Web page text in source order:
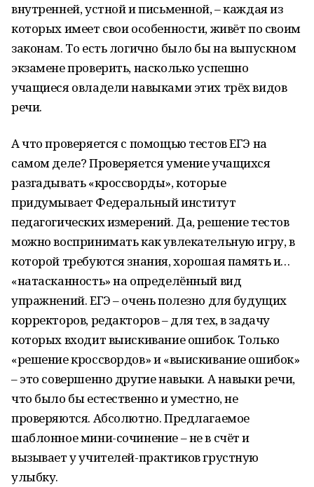
внутренней, устной и письменной, – каждая из
которых имеет свои особенности, живёт по своим
законам. То есть логично было бы на выпускном
экзамене проверить, насколько успешно
учащиеся овладели навыками этих трёх видов
речи.
А что проверяется с помощью тестов ЕГЭ на
самом деле? Проверяется умение учащихся
разгадывать «кроссворды», которые
придумывает Федеральный институт
педагогических измерений. Да, решение тестов
можно воспринимать как увлекательную игру, в
которой требуются знания, хорошая память и…
«натасканность» на определённый вид
упражнений. ЕГЭ – очень полезно для будущих
корректоров, редакторов – для тех, в задачу
которых входит выискивание ошибок. Только
«решение кроссвордов» и «выискивание ошибок»
– это совершенно другие навыки. А навыки речи,
что было бы естественно и уместно, не
проверяются. Абсолютно. Предлагаемое
шаблонное мини-сочинение – не в счёт и
вызывает у учителей-практиков грустную
улыбку.